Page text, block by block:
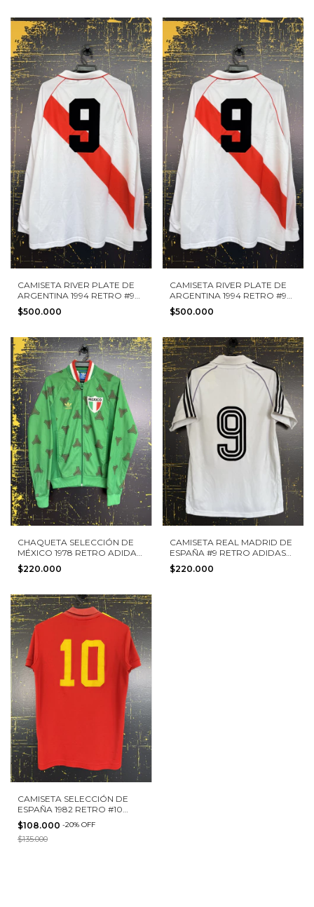
CAMISETA RIVER PLATE DE
ARGENTINA 1994 RETRO #9
ADIDAS TALLA L NUEVA
$500.000
CAMISETA RIVER PLATE DE
ARGENTINA 1994 RETRO #9
ADIDAS TALLA M NUEVA
$500.000
CHAQUETA SELECCIÓN DE
MÉXICO 1978 RETRO ADIDAS
TALLA S
$220.000
CAMISETA REAL MADRID DE
ESPAÑA #9 RETRO ADIDAS
TALLA M
$220.000
CAMISETA SELECCIÓN DE
ESPAÑA 1982 RETRO #10
ADIDAS TALLA S
$108.000 -20% OFF
$135.000